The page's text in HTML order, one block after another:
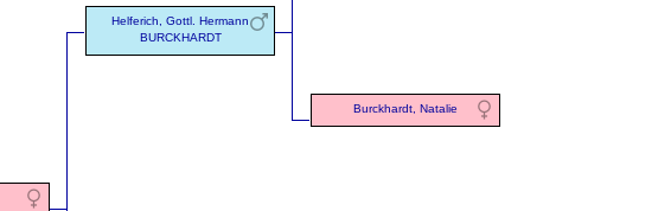
Helferich, Gottl. Hermann
BURCKHARDT
Burckhardt, Natalie